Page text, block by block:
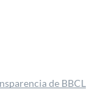
de BBCL